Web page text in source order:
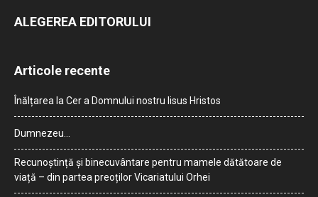
ALEGEREA EDITORULUI
Articole recente
Înălțarea la Cer a Domnului nostru Iisus Hristos
Dumnezeu…
Recunoștință și binecuvântare pentru mamele dătătoare de
viață – din partea preoților Vicariatului Orhei